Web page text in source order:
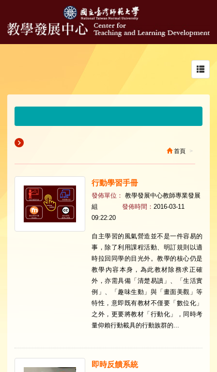
首頁
行動學習手冊
發佈單位： 教學發展中心教師專業發展
組
發佈時間： 2016-03-11
09:22:20
自主學習的風氣營造並不是一件容易的
事，除了利用課程活動、明訂規則以適
時拉回同學的目光外。教學的核心仍是
教學內容本身，為此教材除務求正確
外，亦需具備「清楚易讀」、「生活實
例」、「趣味生動」與「畫面美觀」等
特性，意即既有教材不僅要「數位化」
之外，更要將教材「行動化」，同時考
量仰賴行動載具的行動族群的...
即時反饋系統